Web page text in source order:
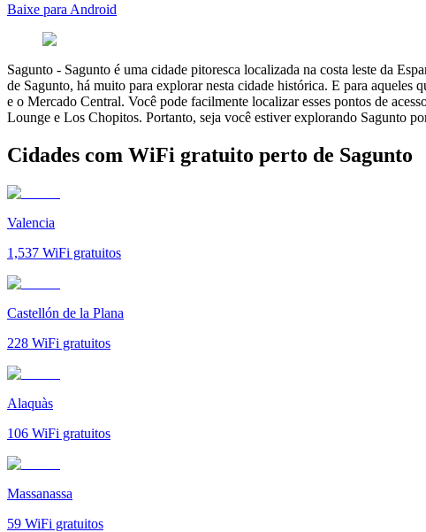
Baixe para Android
Sagunto - Sagunto é uma cidade pitoresca localizada na costa leste da
de Sagunto, há muito para explorar nesta cidade histórica. E para aqueles
e o Mercado Central. Você pode facilmente localizar esses pontos de
Lounge e Los Chopitos. Portanto, seja você estiver explorando Sagunto
Cidades com WiFi gratuito perto de Sagunto
Valencia
1,537 WiFi gratuitos
Castellón de la Plana
228 WiFi gratuitos
Alaquàs
106 WiFi gratuitos
Massanassa
59 WiFi gratuitos